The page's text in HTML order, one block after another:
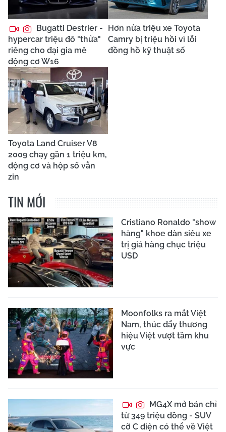
Bugatti Destrier -
hypercar triệu đô "thửa"
riêng cho đại gia mê
động cơ W16
Hơn nửa triệu xe Toyota
Camry bị triệu hồi vì lỗi
đồng hồ kỹ thuật số
Toyota Land Cruiser V8
2009 chạy gần 1 triệu km,
động cơ và hộp số vẫn
zin
TIN MỚI
Cristiano Ronaldo "show
hàng" khoe dàn siêu xe
trị giá hàng chục triệu
USD
Moonfolks ra mắt Việt
Nam, thúc đẩy thương
hiệu Việt vượt tầm khu
vực
MG4X mở bán chỉ
từ 349 triệu đồng - SUV
cỡ C điện có thể về Việt